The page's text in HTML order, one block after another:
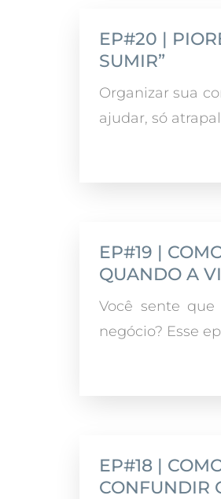
EP#20 |
SUMIR”
Organizar sua
ajudar, só
EP#19 |
QUANDO A
Você sente
negócio? Esse
EP#18 |
CONFUNDIR